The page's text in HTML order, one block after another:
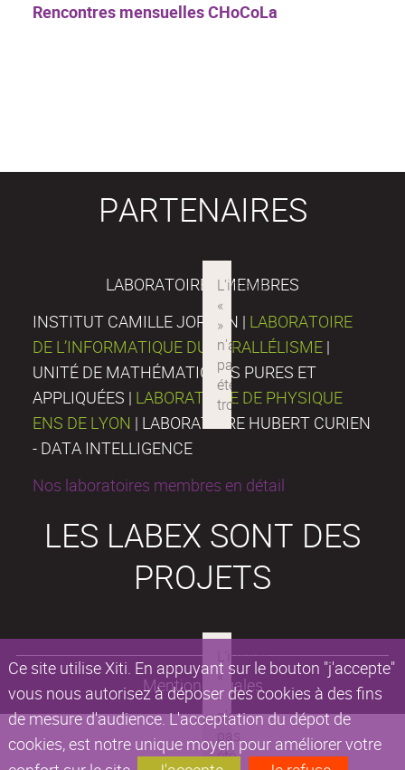
Ce site utilise Xiti. En appuyant sur le bouton "j'accepte"
vous nous autorisez à déposer des cookies à des fins
de mesure d'audience. L'acceptation du dépot de
cookies, est notre unique moyen pour améliorer votre
Rencontres mensuelles CHoCoLa
PARTENAIRES
LABORATOIRES MEMBRES
INSTITUT CAMILLE JORDAN | LABORATOIRE
DE L’INFORMATIQUE DU PARALLÉLISME |
UNITÉ DE MATHÉMATIQUES PURES ET
APPLIQUÉES | LABORATOIRE DE PHYSIQUE
ENS DE LYON | LABORATOIRE HUBERT CURIEN
- DATA INTELLIGENCE
Nos laboratoires membres en détail
LES LABEX SONT DES
PROJETS
Mentions légales